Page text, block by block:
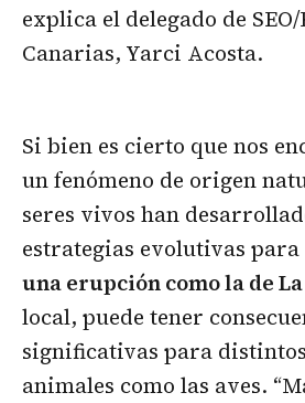
explica el delegado de
Canarias, Yarci Acosta.
Si bien es cierto que nos
un fenómeno de origen
seres vivos han
estrategias evolutivas para
una erupción como la de
local, puede tener
significativas para
animales como las aves.